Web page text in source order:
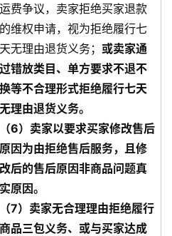
运费争议，卖家拒绝买家退款
的维权申请，视为拒绝履行七
天无理由退货义务； 或卖家通
过错放类目、单方要求不退不
换等不合理形式拒绝履行七天
无理由退货义务。
（6）卖家以要求买家修改售后
原因为由拒绝售后服务，且修
改后的售后原因非商品问题真
实原因。
（7）卖家无合理理由拒绝履行
商品三包义务、或与买家达成